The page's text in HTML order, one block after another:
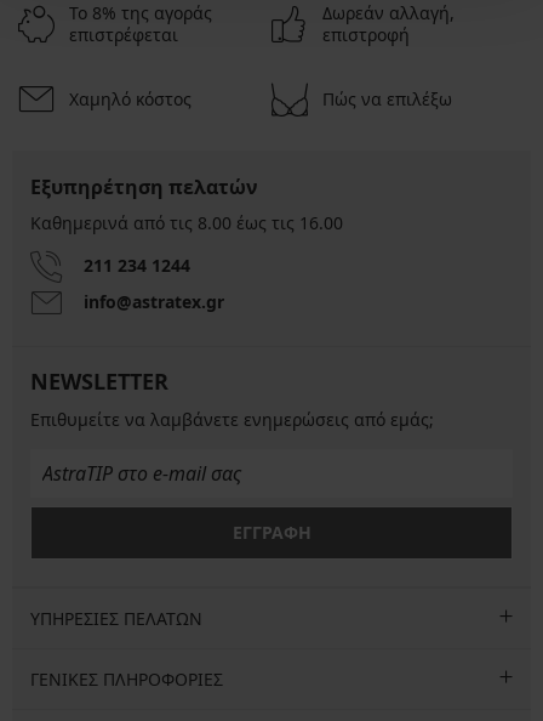
Το 8% της αγοράς
επιστρέφεται
Δωρεάν αλλαγή,
επιστροφή
Χαμηλό κόστος Πώς να επιλέξω
Εξυπηρέτηση πελατών
Καθημερινά από τις 8.00 έως τις 16.00
211 234 1244
info@astratex.gr
NEWSLETTER
Επιθυμείτε να λαμβάνετε ενημερώσεις από εμάς;
ΕΓΓΡΑΦΗ
ΥΠΗΡΕΣΙΕΣ ΠΕΛΑΤΩΝ
ΓΕΝΙΚΕΣ ΠΛΗΡΟΦΟΡΙΕΣ